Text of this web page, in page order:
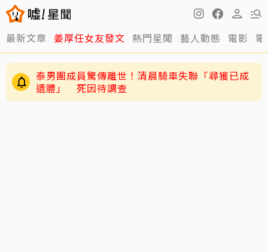
最新文章 姜厚任女友發文 熱門星聞 藝人動態 電影
泰男團成員驚傳離世！清晨騎車失聯「尋獲已成
遺體」 死因待調查